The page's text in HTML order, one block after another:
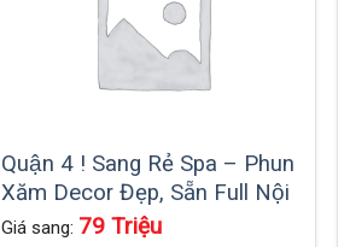
Quận 4 ! Sang Rẻ Spa – Phun
Xăm Decor Đẹp, Sẵn Full Nội
Thất Sịn Mới Đẹp
Giá sang: 79 Triệu